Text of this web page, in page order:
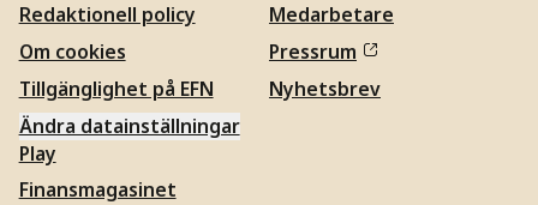
Redaktionell policy
Om cookies
Tillgänglighet på EFN
Ändra datainställningar
Medarbetare
Pressrum
Nyhetsbrev
Play
Finansmagasinet